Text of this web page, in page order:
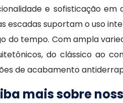
e sofisticação
escadas suportam o uso
do tempo. Com ampla
do clássico ao
de acabamento
mais sobre